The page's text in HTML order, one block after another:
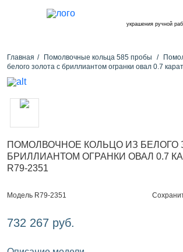
украшения ручной
Главная Помолвочные кольца 585 пробы
белого золота с бриллиантом огранки овал 0.7
ПОМОЛВОЧНОЕ КОЛЬЦО ИЗ БЕЛОГО
БРИЛЛИАНТОМ ОГРАНКИ ОВАЛ 0.7
R79-2351
Модель R79-2351
732 267 руб.